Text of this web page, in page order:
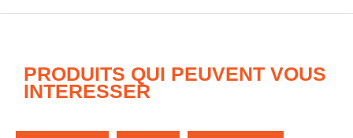
PRODUITS QUI PEUVENT VOUS
INTERESSER